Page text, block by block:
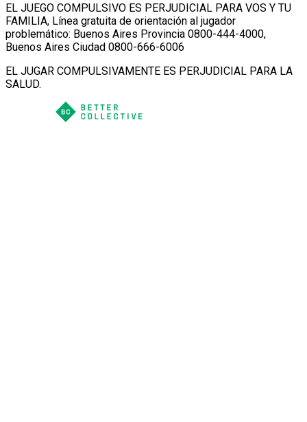
EL JUEGO COMPULSIVO ES PERJUDICIAL PARA VOS Y TU
FAMILIA, Línea gratuita de orientación al jugador
problemático: Buenos Aires Provincia 0800-444-4000,
Buenos Aires Ciudad 0800-666-6006
EL JUGAR COMPULSIVAMENTE ES PERJUDICIAL PARA LA
SALUD.